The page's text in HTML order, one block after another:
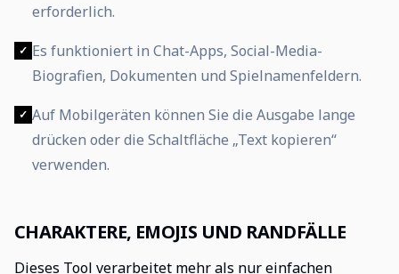
erforderlich.
✓ Es funktioniert in Chat-Apps, Social-Media-
Biografien, Dokumenten und Spielnamenfeldern.
✓ Auf Mobilgeräten können Sie die Ausgabe lange
drücken oder die Schaltfläche „Text kopieren“
verwenden.
CHARAKTERE, EMOJIS UND RANDFÄLLE
Dieses Tool verarbeitet mehr als nur einfachen